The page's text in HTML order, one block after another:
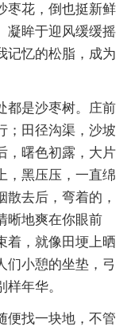
枣花，倒也挺新鲜
凝眸于迎风缓缓摇
记忆的松脂，成为
都是沙枣树。庄前
；田径沟渠，沙坡
，曙色初露，大片
，黑压压，一直绵
去后，弯着的，
晰地爽在你眼前
着，就像田埂上晒
们小憩的坐垫，弓
年华。
便找一块地，不管